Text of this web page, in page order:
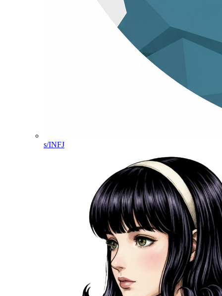
s/INFJ